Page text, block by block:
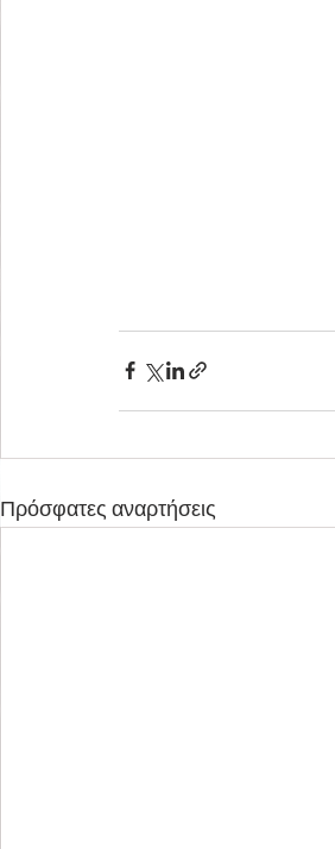
Πρόσφατες αναρτήσεις